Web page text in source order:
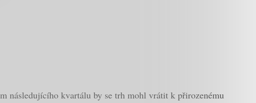
následujícího kvartálu by se trh mohl vrátit k přirozenému